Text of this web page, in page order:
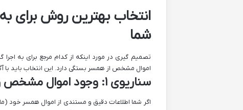
انتخاب بهترین روش برای
شما
تصمیم گیری در مورد اینکه از کدام مرجع برای به
اموال مشخص از همسر بستگی دارد. این انتخاب باید با
سناریوی ۱: وجود اموال مشخص و قابل توقیف از همسر
اگر شما اطلاعات دقیق و مستندی از اموال همسر خود